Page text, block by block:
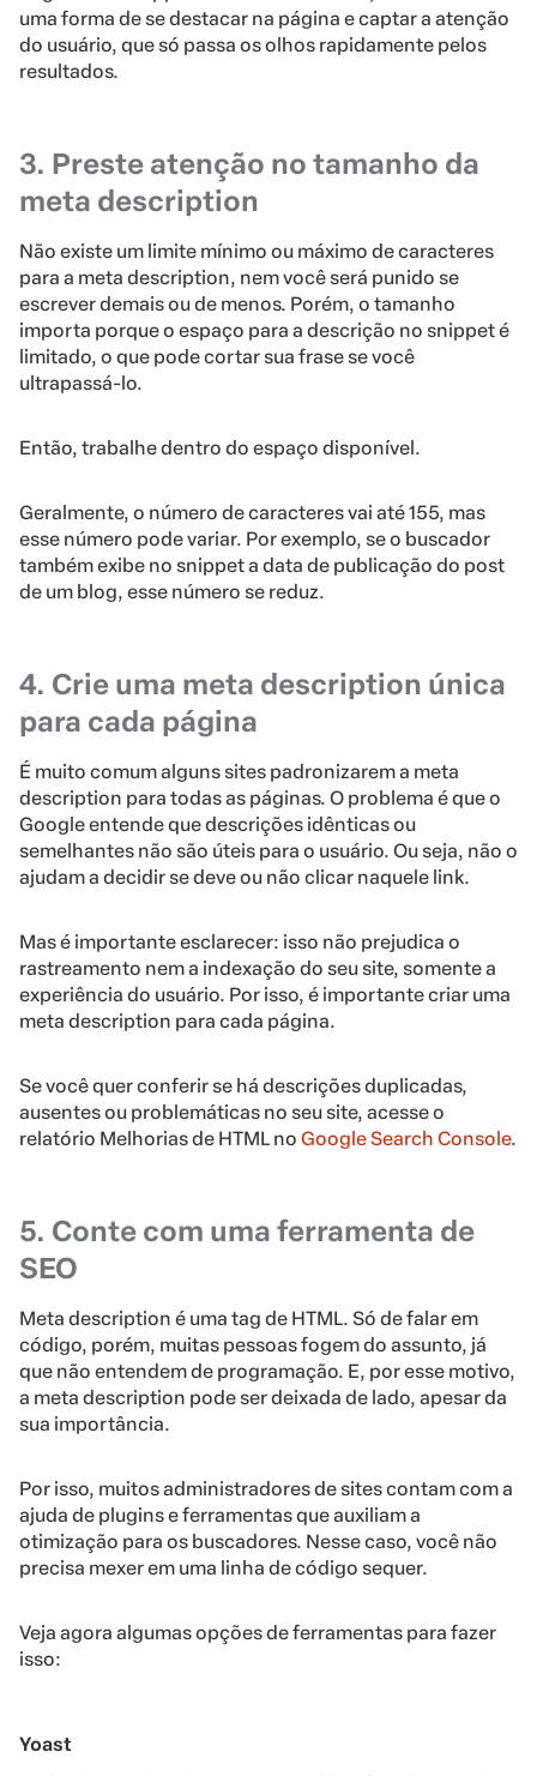
uma forma de se destacar na página e captar a atenção
do usuário, que só passa os olhos rapidamente pelos
resultados.
3. Preste atenção no tamanho da
meta description
Não existe um limite mínimo ou máximo de caracteres
para a meta description, nem você será punido se
escrever demais ou de menos. Porém, o tamanho
importa porque o espaço para a descrição no snippet é
limitado, o que pode cortar sua frase se você
ultrapassá-lo.
Então, trabalhe dentro do espaço disponível.
Geralmente, o número de caracteres vai até 155, mas
esse número pode variar. Por exemplo, se o buscador
também exibe no snippet a data de publicação do post
de um blog, esse número se reduz.
4. Crie uma meta description única
para cada página
É muito comum alguns sites padronizarem a meta
description para todas as páginas. O problema é que o
Google entende que descrições idênticas ou
semelhantes não são úteis para o usuário. Ou seja, não o
ajudam a decidir se deve ou não clicar naquele link.
Mas é importante esclarecer: isso não prejudica o
rastreamento nem a indexação do seu site, somente a
experiência do usuário. Por isso, é importante criar uma
meta description para cada página.
Se você quer conferir se há descrições duplicadas,
ausentes ou problemáticas no seu site, acesse o
relatório Melhorias de HTML no Google Search Console.
5. Conte com uma ferramenta de
SEO
Meta description é uma tag de HTML. Só de falar em
código, porém, muitas pessoas fogem do assunto, já
que não entendem de programação. E, por esse motivo,
a meta description pode ser deixada de lado, apesar da
sua importância.
Por isso, muitos administradores de sites contam com a
ajuda de plugins e ferramentas que auxiliam a
otimização para os buscadores. Nesse caso, você não
precisa mexer em uma linha de código sequer.
Veja agora algumas opções de ferramentas para fazer
isso:
Yoast